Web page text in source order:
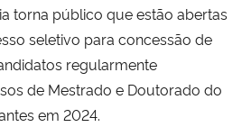
Regional
torna público que estão abertas
seletivo para concessão de
regularmente
de Mestrado e Doutorado do
em 2024.